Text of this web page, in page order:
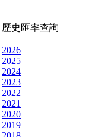
歷史匯率查詢
2026
2025
2024
2023
2022
2021
2020
2019